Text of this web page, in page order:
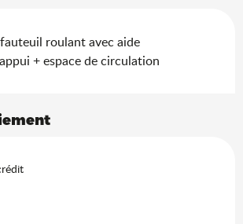
roulant avec aide
+ espace de circulation